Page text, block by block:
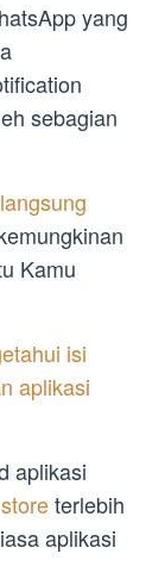
yang
sebagian
Kamu
isi
aplikasi
aplikasi
terlebih
aplikasi